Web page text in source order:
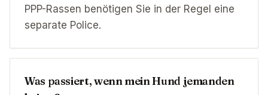
PPP-Rassen benötigen Sie in der Regel eine
separate Police.
Was passiert, wenn mein Hund jemanden